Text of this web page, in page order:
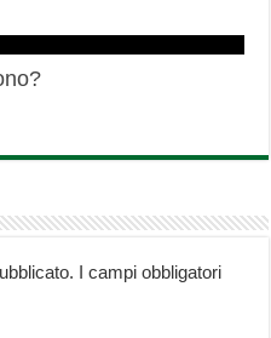
I campi obbligatori